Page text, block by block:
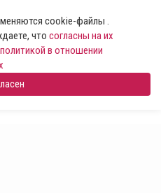
cookie-файлы .
что согласны на их
политикой в отношении